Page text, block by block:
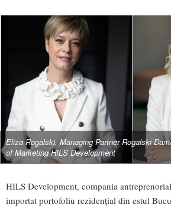
Eliza Rogalski, Managing Partner Rogalski
of Marketing HILS Development
HILS Development, compania
importat portofoliu rezidențial din estul